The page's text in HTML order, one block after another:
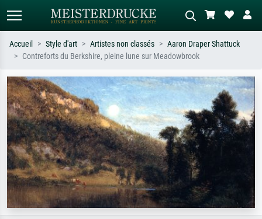
Recherchez par artiste, titre ou style –
ex. Monet, Nuit étoilée,
impressionnisme, vague de Hokusai,
nu.
Décrivez la scène – ex. prairie verte,
abstrait avec beaucoup de rouge,
tableau sombre, nu debout près d'un
arbre.
Accueil Style d'art Artistes non classés
Aaron Draper Shattuck
Contreforts du Berkshire, pleine lune sur Meadowbrook